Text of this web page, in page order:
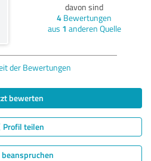
davon sind
4 Bewertungen
aus 1 anderen Quelle
der Bewertungen
bewerten
Profil teilen